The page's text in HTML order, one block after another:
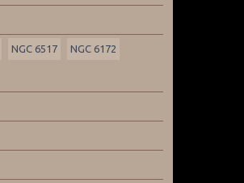
NGC 6517 NGC 6172